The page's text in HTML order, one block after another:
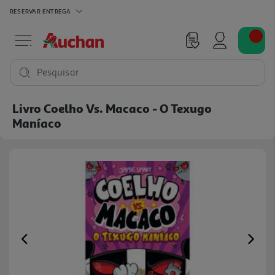
RESERVAR ENTREGA
Pesquisar
Livro Coelho Vs. Macaco - O Texugo
Maníaco
Previous